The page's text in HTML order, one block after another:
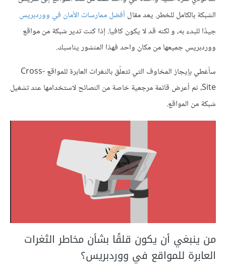
الشبكة بالكامل للخطر. يعد مقال أفضل ممارسات الأمان في ووردبريس
جيدًا للبدء به، و لكنه قد لا يكون كافيا. إذا كنت تدير شبكة من مواقع
ووردبريس جميعها من مكان واحد فهذا المنشور يناسبك.
سأغطي بإيجاز المخاوف التي تتعلّق بالثغرات العابرة للمواقع Cross-
Site، ثم أعرض قائمة مرجعية خاصة من النصائح لاستخدامها عند تشغيل
شبكة من المواقع.
من ينبغي أن يكون قلقًا بشأن مخاطر الثغرات
العابرة للمواقع في ووردبريس؟